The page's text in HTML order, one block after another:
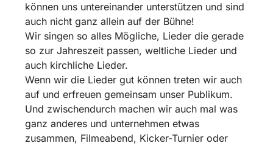
können uns untereinander unterstützen und sind
auch nicht ganz allein auf der Bühne!
Wir singen so alles Mögliche, Lieder die gerade
so zur Jahreszeit passen, weltliche Lieder und
auch kirchliche Lieder.
Wenn wir die Lieder gut können treten wir auch
auf und erfreuen gemeinsam unser Publikum.
Und zwischendurch machen wir auch mal was
ganz anderes und unternehmen etwas
zusammen, Filmeabend, Kicker-Turnier oder